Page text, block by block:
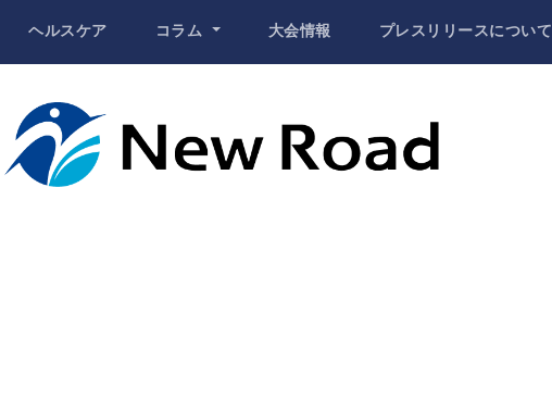
ヘルスケア コラム 大会情報 プレスリリースについて